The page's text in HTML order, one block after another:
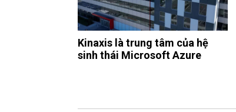
Kinaxis là trung tâm của hệ
sinh thái Microsoft Azure